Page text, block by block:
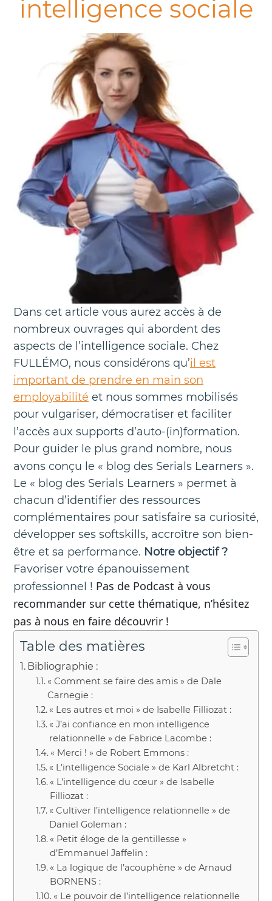
intelligence sociale
Dans cet article vous aurez accès à de
nombreux ouvrages qui abordent des
aspects de l’intelligence sociale. Chez
FULLÉMO, nous considérons qu’il est
important de prendre en main son
employabilité et nous sommes mobilisés
pour vulgariser, démocratiser et faciliter
l’accès aux supports d’auto-(in)formation.
Pour guider le plus grand nombre, nous
avons conçu le « blog des Serials Learners ».
Le « blog des Serials Learners » permet à
chacun d’identifier des ressources
complémentaires pour satisfaire sa curiosité,
développer ses softskills, accroître son bien-
être et sa performance. Notre objectif ?
Favoriser votre épanouissement
professionnel ! Pas de Podcast à vous
recommander sur cette thématique, n’hésitez
pas à nous en faire découvrir !
Table des matières
Bibliographie :
« Comment se faire des amis » de Dale
Carnegie :
« Les autres et moi » de Isabelle Filliozat :
« J’ai confiance en mon intelligence
relationnelle » de Fabrice Lacombe :
« Merci ! » de Robert Emmons :
« L’intelligence Sociale » de Karl Albretcht :
« L’intelligence du cœur » de Isabelle
Filliozat :
« Cultiver l’intelligence relationnelle » de
Daniel Goleman :
« Petit éloge de la gentillesse »
d’Emmanuel Jaffelin :
« La logique de l’acouphène » de Arnaud
BORNENS :
« Le pouvoir de l’intelligence relationnelle